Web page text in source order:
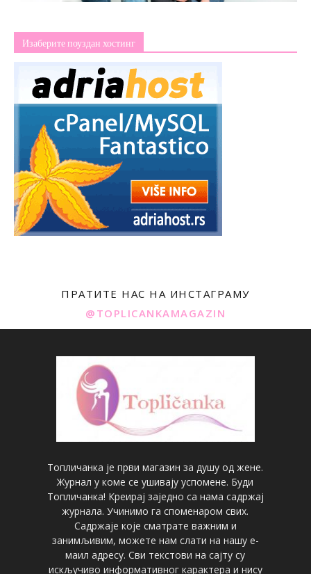
Изаберите поуздан хостинг
ПРАТИТЕ НАС НА ИНСТАГРАМУ
@TOPLICANKAMAGAZIN
Топличанка је први магазин за душу од жене.
Журнал у коме се ушивају успомене. Буди
Топличанка! Креирај заједно са нама садржај
журнала. Учинимо га споменаром свих.
Садржаје које сматрате важним и
занимљивим, можете нам слати на нашу е-
маил адресу. Сви текстови на сајту су
искључиво информативног карактера и нису